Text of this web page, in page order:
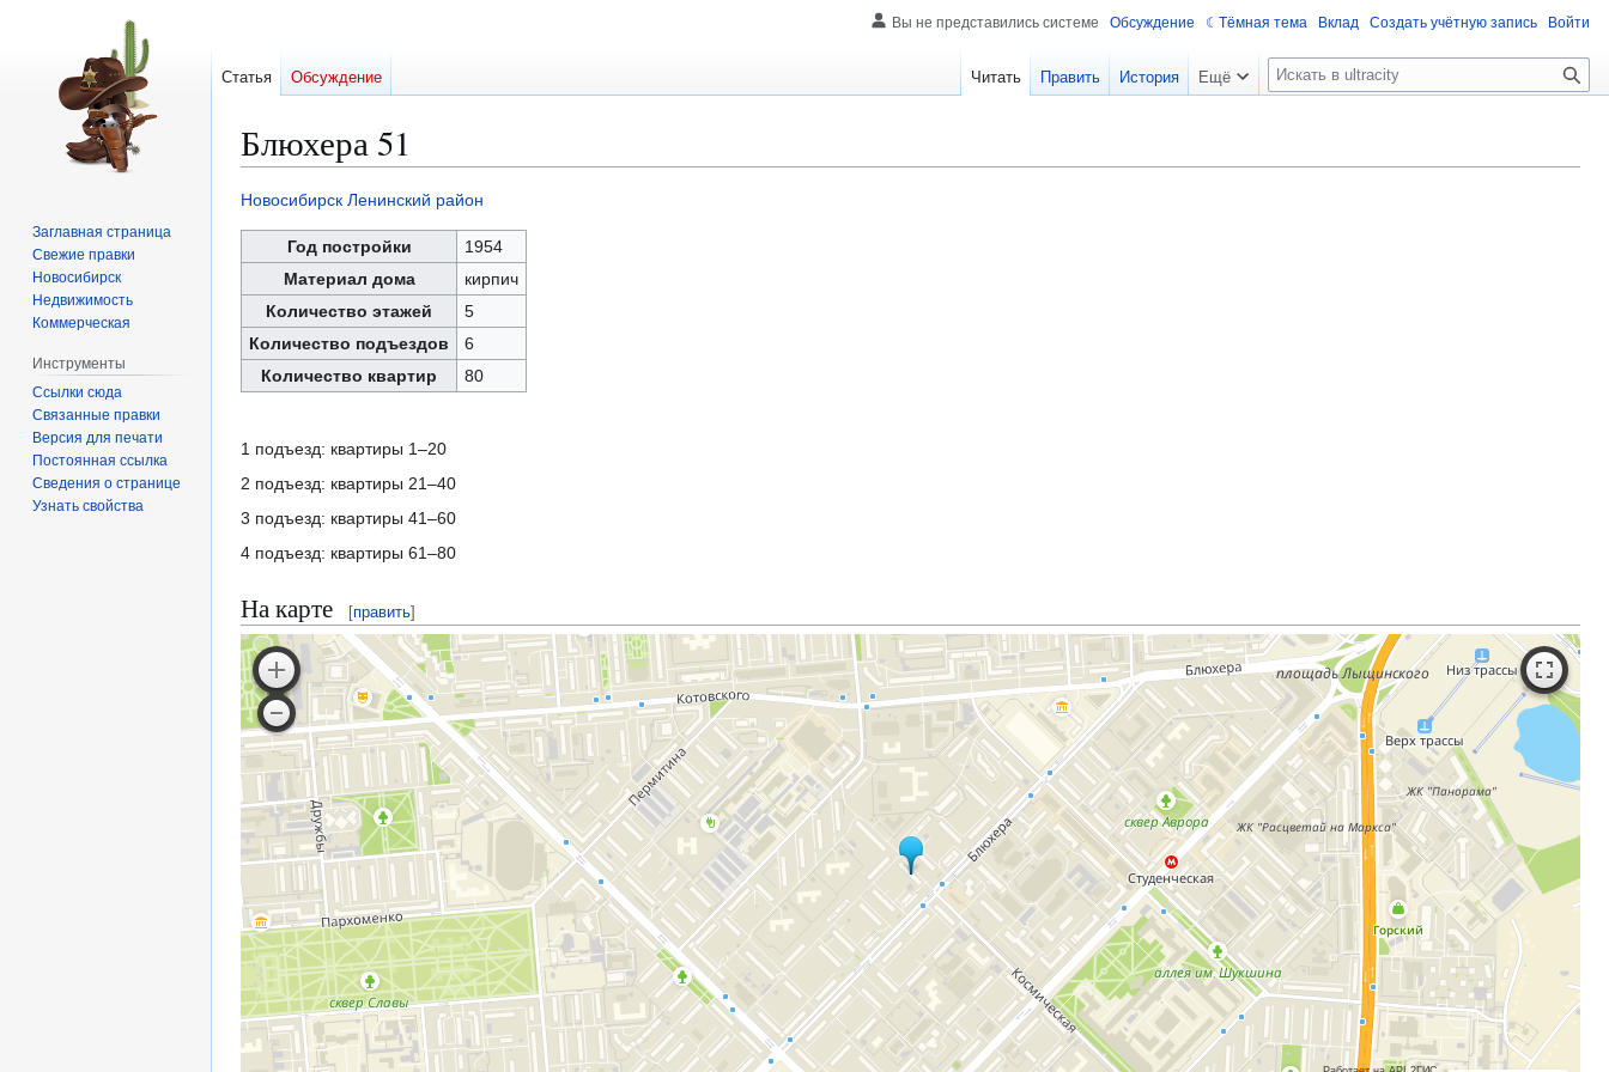
Блюхера 51
навигации
поиску
Новосибирск Ленинский район
Год постройки
1954
Материал дома
кирпич
Количество этажей
5
Количество подъездов
6
Количество квартир
80
1 подъезд: квартиры 1–20
2 подъезд: квартиры 21–40
3 подъезд: квартиры 41–60
4 подъезд: квартиры 61–80
На карте [править]
Вы не представились системе Обсуждение Тёмная тема Вклад Создать учётную запись Войти
Статья Обсуждение Читать Править История Ещё
П
о
к
Заглавная страница
Свежие правки
Новосибирск
Недвижимость
Коммерческая
Инструменты
Ссылки сюда
Связанные правки
Версия для печати
Постоянная ссылка
Сведения о странице
Узнать свойства